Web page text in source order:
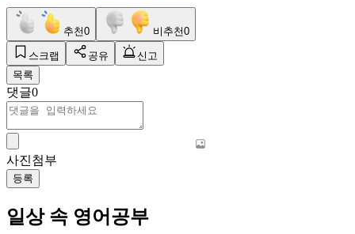
추천0 비추천0
스크랩 공유
신고
목록
댓글0
사진첨부
등록
일상 속 영어공부